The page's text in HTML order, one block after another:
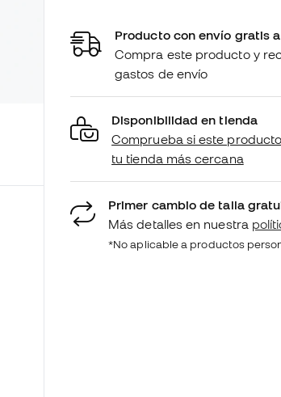
Producto con envío gratis
Compra este producto y
gastos de envío
Disponibilidad en tienda
Comprueba si este
tu tienda más cercana
Primer cambio de talla
Más detalles en nuestra
*No aplicable a productos